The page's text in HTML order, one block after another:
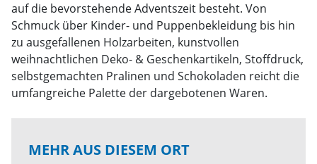
auf die bevorstehende Adventszeit besteht. Von
Schmuck über Kinder- und Puppenbekleidung bis hin
zu ausgefallenen Holzarbeiten, kunstvollen
weihnachtlichen Deko- & Geschenkartikeln, Stoffdruck,
selbstgemachten Pralinen und Schokoladen reicht die
umfangreiche Palette der dargebotenen Waren.
MEHR AUS DIESEM ORT